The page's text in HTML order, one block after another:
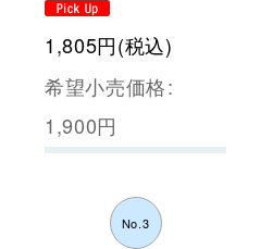
1,805円(税込)
希望小売価格:
1,900円
No.3